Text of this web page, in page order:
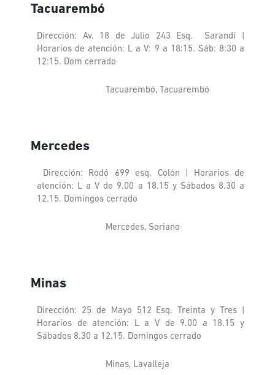
Tacuarembó
Dirección: Av. 18 de Julio 243 Esq. Sarandí |
Horarios de atención: L a V: 9 a 18:15. Sáb: 8:30 a
12:15. Dom cerrado
Tacuarembó, Tacuarembó
Mercedes
Dirección: Rodó 699 esq. Colón | Horarios de
atención: L a V de 9.00 a 18.15 y Sábados 8.30 a
12.15. Domingos cerrado
Mercedes, Soriano
Minas
Dirección: 25 de Mayo 512 Esq. Treinta y Tres |
Horarios de atención: L a V de 9.00 a 18.15 y
Sábados 8.30 a 12.15. Domingos cerrado
Minas, Lavalleja